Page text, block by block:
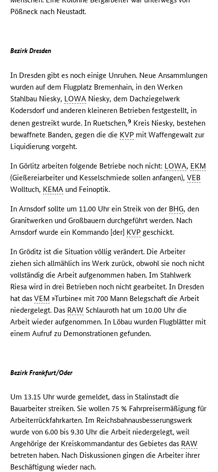
Pößneck nach Neustadt.
Bezirk Dresden
In Dresden gibt es noch einige Unruhen. Neue Ansammlungen
wurden auf dem Flugplatz Bremenhain, in den Werken
Stahlbau Niesky, LOWA Niesky, dem Dachziegelwerk
Kodersdorf und anderen kleineren Betrieben festgestellt, in
denen gestreikt wurde. In Ruetschen,9 Kreis Niesky, bestehen
bewaffnete Banden, gegen die die KVP mit Waffengewalt zur
Liquidierung vorgeht.
In Görlitz arbeiten folgende Betriebe noch nicht: LOWA, EKM
(Gießereiarbeiter und Kesselschmiede sollen anfangen),VEB
Wolltuch, KEMA und Feinoptik.
In Arnsdorf sollte um 11.00 Uhr ein Streik von der BHG, den
Granitwerken und Großbauern durchgeführt werden. Nach
Arnsdorf wurde ein Kommando [der] KVP geschickt.
In Gröditz ist die Situation völlig verändert. Die Arbeiter
ziehen sich allmählich ins Werk zurück, obwohl sie noch nicht
vollständig die Arbeit aufgenommen haben. Im Stahlwerk
Riesa wird in drei Betrieben noch nicht gearbeitet. In Dresden
hat dasVEM »Turbine« mit 700 Mann Belegschaft die Arbeit
niedergelegt. Das RAW Schlauroth hat um 10.00 Uhr die
Arbeit wieder aufgenommen. In Löbau wurden Flugblätter mit
einem Aufruf zu Demonstrationen gefunden.
Bezirk Frankfurt/Oder
Um 13.15 Uhr wurde gemeldet, dass in Stalinstadt die
Bauarbeiter streiken. Sie wollen 75 % Fahrpreisermäßigung für
Arbeiterrückfahrkarten. Im Reichsbahnausbesserungswerk
wurde von 6.00 bis 9.30 Uhr die Arbeit niedergelegt, weil
Angehörige der Kreiskommandantur des Gebietes das RAW
betreten haben. Nach Diskussionen gingen die Arbeiter ihrer
Beschäftigung wieder nach.